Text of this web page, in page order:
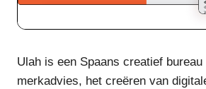
Ulah is een Spaans creatief
merkadvies, het creëren van